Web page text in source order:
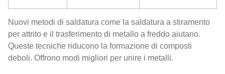
Nuovi metodi di saldatura come la saldatura a stiramento
per attrito e il trasferimento di metallo a freddo aiutano.
Queste tecniche riducono la formazione di composti
deboli. Offrono modi migliori per unire i metalli.